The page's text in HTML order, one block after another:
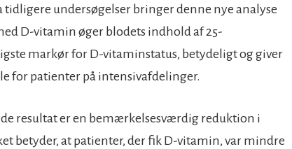
undersøgelser bringer denne nye analyse
D-vitamin øger blodets indhold af 25-
markør for D-vitaminstatus, betydeligt og giver
for patienter på intensivafdelinger.
resultat er en bemærkelsesværdig reduktion i
betyder, at patienter, der fik D-vitamin, var mindre